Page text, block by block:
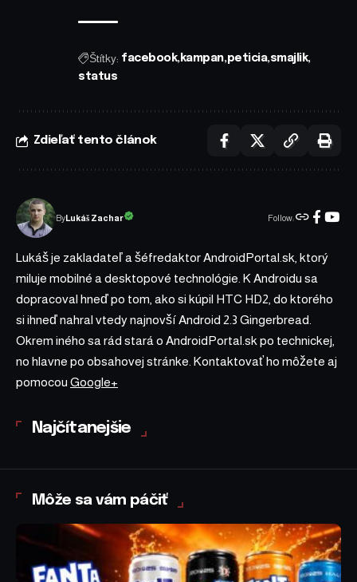
Štítky: facebook kampan peticia smajlik
status
Zdieľať tento článok
ByLukáš Zachar Follow:
Lukáš je zakladateľ a šéfredaktor AndroidPortal.sk, ktorý
miluje mobilné a desktopové technológie. K Androidu sa
dopracoval hneď po tom, ako si kúpil HTC HD2, do ktorého
si ihneď nahral vtedy najnovší Android 2.3 Gingerbread.
Okrem iného sa rád stará o AndroidPortal.sk po technickej,
no hlavne po obsahovej stránke. Kontaktovať ho môžete aj
pomocou Google+
Najčítanejšie
Môže sa vám páčiť